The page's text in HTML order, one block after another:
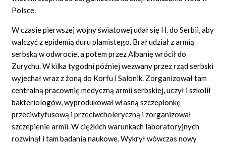
Polsce.
W czasie pierwszej wojny światowej udał się H. do Serbii, aby
walczyć z epidemią duru plamistego. Brał udział z armią
serbską w odwrocie, a potem przez Albanię wrócił do
Zurychu. W kilka tygodni później wezwany przez rząd serbski
wyjechał wraz z żoną do Korfu i Salonik. Zorganizował tam
centralną pracownię medyczną armii serbskiej, uczył i szkolił
bakteriologów, wyprodukował własną szczepionkę
przeciwtyfusową i przeciwcholeryczną i zorganizował
szczepienie armii. W ciężkich warunkach laboratoryjnych
rozwinął i tam badania naukowe. Wykrył wówczas nowy